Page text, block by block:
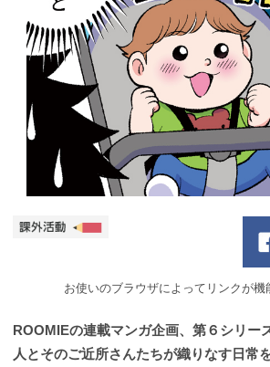
お使いのブラウザによってリンクが
ROOMIEの連載マンガ企画、第６シリー
人とそのご近所さんたちが織りなす日常